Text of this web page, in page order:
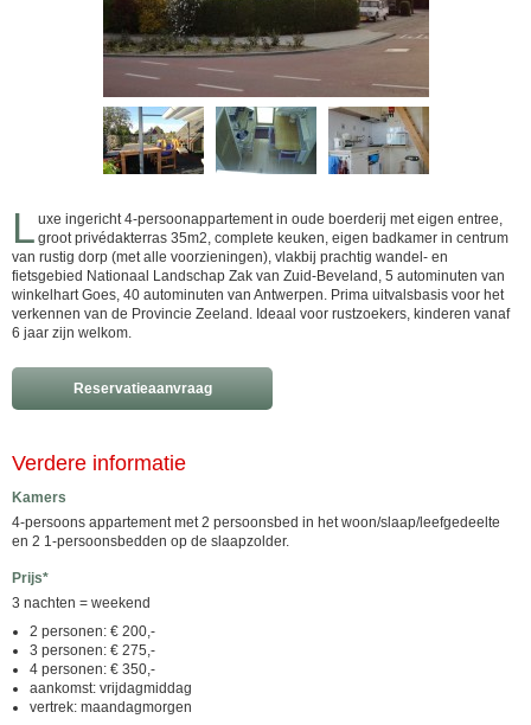
L uxe ingericht 4-persoonappartement in oude boerderij met eigen entree,
groot privédakterras 35m2, complete keuken, eigen badkamer in centrum
van rustig dorp (met alle voorzieningen), vlakbij prachtig wandel- en
fietsgebied Nationaal Landschap Zak van Zuid-Beveland, 5 autominuten van
winkelhart Goes, 40 autominuten van Antwerpen. Prima uitvalsbasis voor het
verkennen van de Provincie Zeeland. Ideaal voor rustzoekers, kinderen vanaf
6 jaar zijn welkom.
Reservatieaanvraag
Verdere informatie
Kamers
4-persoons appartement met 2 persoonsbed in het woon/slaap/leefgedeelte
en 2 1-persoonsbedden op de slaapzolder.
Prijs*
3 nachten = weekend
2 personen: € 200,-
3 personen: € 275,-
4 personen: € 350,-
aankomst: vrijdagmiddag
vertrek: maandagmorgen